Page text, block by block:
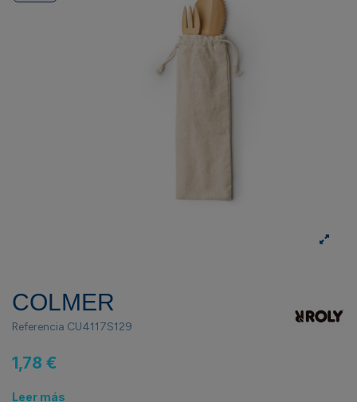
COLMER
Referencia CU4117S129
1,78 €
Leer más